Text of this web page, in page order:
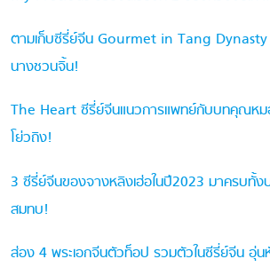
ตามเก็บซีรี่ย์จีน Gourmet in Tang
นางชวนจิ้น!
The Heart ซีรี่ย์จีนแนวการแพทย์กับบทคุณหม
โย่วถิง!
3 ซีรี่ย์จีนของจางหลิงเฮ่อในปี2023 มาครบทั้ง
สมทบ!
ส่อง 4 พระเอกจีนตัวท็อป รวมตัวในซีรี่ย์จีน อุ่น